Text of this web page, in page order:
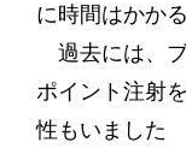
に時間はかか
過去には、
ポイント注射
性もいました